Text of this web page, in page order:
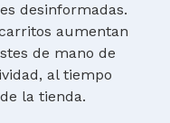
desinformadas.
aumentan
de mano de
al tiempo
la tienda.